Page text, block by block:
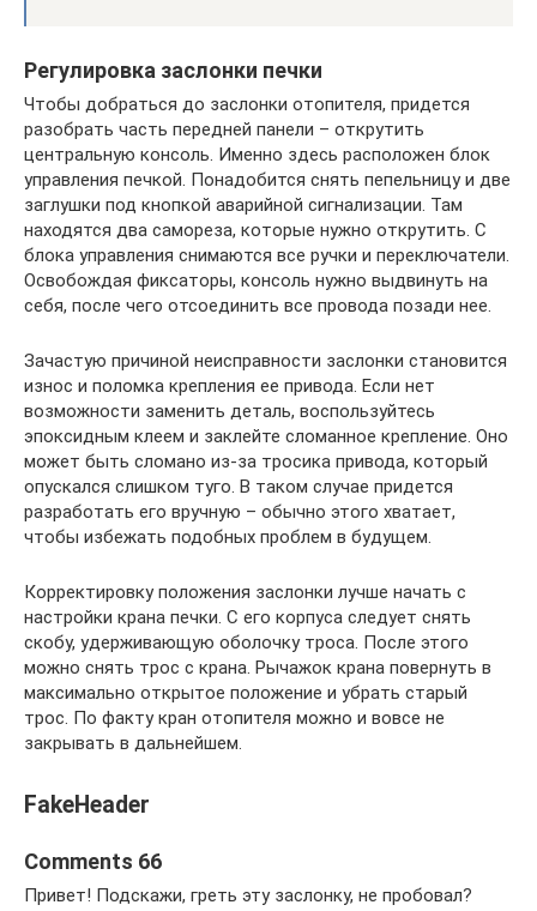
Регулировка заслонки печки
Чтобы добраться до заслонки отопителя, придется
разобрать часть передней панели – открутить
центральную консоль. Именно здесь расположен блок
управления печкой. Понадобится снять пепельницу и две
заглушки под кнопкой аварийной сигнализации. Там
находятся два самореза, которые нужно открутить. С
блока управления снимаются все ручки и переключатели.
Освобождая фиксаторы, консоль нужно выдвинуть на
себя, после чего отсоединить все провода позади нее.
Зачастую причиной неисправности заслонки становится
износ и поломка крепления ее привода. Если нет
возможности заменить деталь, воспользуйтесь
эпоксидным клеем и заклейте сломанное крепление. Оно
может быть сломано из-за тросика привода, который
опускался слишком туго. В таком случае придется
разработать его вручную – обычно этого хватает,
чтобы избежать подобных проблем в будущем.
Корректировку положения заслонки лучше начать с
настройки крана печки. С его корпуса следует снять
скобу, удерживающую оболочку троса. После этого
можно снять трос с крана. Рычажок крана повернуть в
максимально открытое положение и убрать старый
трос. По факту кран отопителя можно и вовсе не
закрывать в дальнейшем.
FakeHeader
Comments 66
Привет! Подскажи, греть эту заслонку, не пробовал?